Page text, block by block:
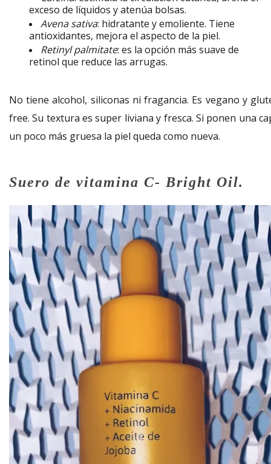
exceso de líquidos y atenúa bolsas.
Avena sativa: hidratante y emoliente. Tiene
antioxidantes, mejora el aspecto de la piel.
Retinyl palmitate: es la opción más suave de
retinol que reduce las arrugas.
No tiene alcohol, siliconas ni fragancia. Es vegano y
free. Su textura es super liviana y fresca. Si ponen una
un poco más gruesa la piel queda como nueva.
Suero de vitamina C- Bright Oil.